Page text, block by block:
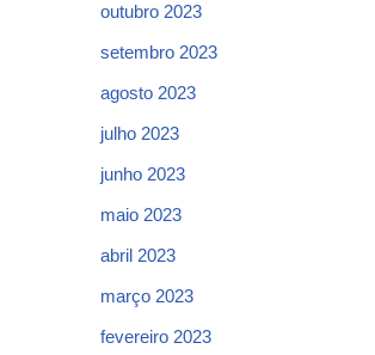
outubro 2023
setembro 2023
agosto 2023
julho 2023
junho 2023
maio 2023
abril 2023
março 2023
fevereiro 2023